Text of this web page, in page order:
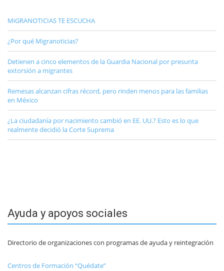
MiGRANOTICIAS TE ESCUCHA
¿Por qué Migranoticias?
Detienen a cinco elementos de la Guardia Nacional por presunta
extorsión a migrantes
Remesas alcanzan cifras récord, pero rinden menos para las familias
en México
¿La ciudadanía por nacimiento cambió en EE. UU.? Esto es lo que
realmente decidió la Corte Suprema
Ayuda y apoyos sociales
Directorio de organizaciones con programas de ayuda y reintegración
Centros de Formación “Quédate”